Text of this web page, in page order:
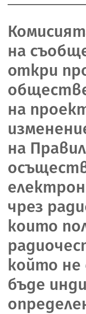
на
откри
на
на
чрез
които
който не
бъде